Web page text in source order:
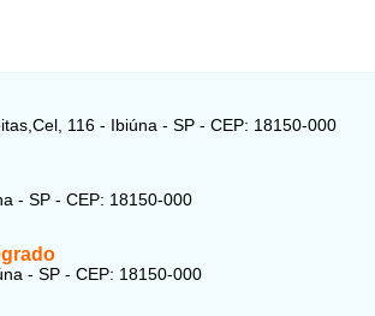
116 - Ibiúna - SP - CEP: 18150-000
- SP - CEP: 18150-000
- SP - CEP: 18150-000